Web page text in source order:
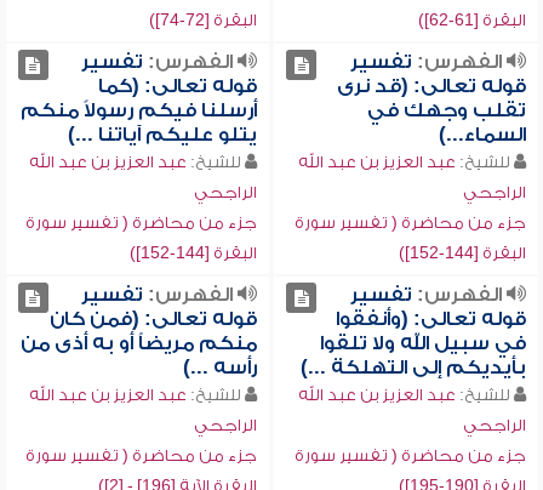
البقرة [61-62])
البقرة [72-74])
الفهرس: تفسير
قوله تعالى: (قد نرى
تقلب وجهك في
السماء...)
للشيخ: عبد العزيز بن عبد الله
الراجحي
جزء من محاضرة ( تفسير سورة
البقرة [144-152])
الفهرس: تفسير
قوله تعالى: (كما
أرسلنا فيكم رسولاً منكم
يتلو عليكم آياتنا ...)
للشيخ: عبد العزيز بن عبد الله
الراجحي
جزء من محاضرة ( تفسير سورة
البقرة [144-152])
الفهرس: تفسير
قوله تعالى: (وأنفقوا
في سبيل الله ولا تلقوا
بأيديكم إلى التهلكة ...)
للشيخ: عبد العزيز بن عبد الله
الراجحي
جزء من محاضرة ( تفسير سورة
البقرة [190-195])
الفهرس: تفسير
قوله تعالى: (فمن كان
منكم مريضاً أو به أذى من
رأسه ...)
للشيخ: عبد العزيز بن عبد الله
الراجحي
جزء من محاضرة ( تفسير سورة
البقرة الآية [196] - [2])